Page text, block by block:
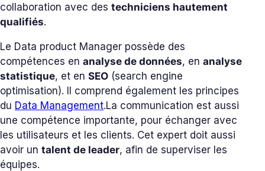
collaboration avec des techniciens hautement
qualifiés.
Le Data product Manager possède des
compétences en analyse de données, en analyse
statistique, et en SEO (search engine
optimisation). Il comprend également les principes
du Data Management.La communication est aussi
une compétence importante, pour échanger avec
les utilisateurs et les clients. Cet expert doit aussi
avoir un talent de leader, afin de superviser les
équipes.